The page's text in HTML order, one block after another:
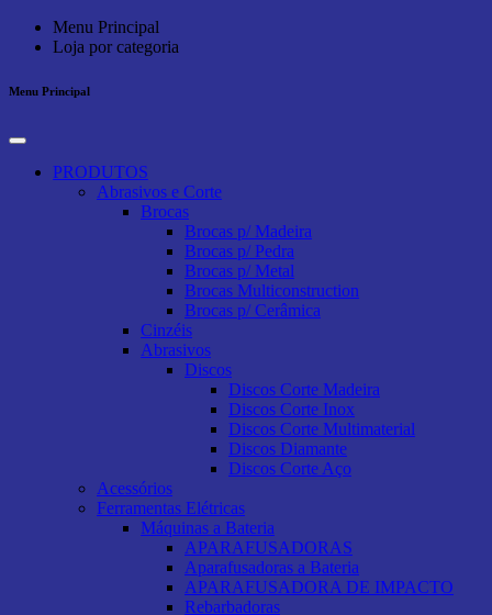
Menu Principal
Loja por categoria
Menu Principal
PRODUTOS
Abrasivos e Corte
Brocas
Brocas p/ Madeira
Brocas p/ Pedra
Brocas p/ Metal
Brocas Multiconstruction
Brocas p/ Cerâmica
Cinzéis
Abrasivos
Discos
Discos Corte Madeira
Discos Corte Inox
Discos Corte Multimaterial
Discos Diamante
Discos Corte Aço
Acessórios
Ferramentas Elétricas
Máquinas a Bateria
APARAFUSADORAS
Aparafusadoras a Bateria
APARAFUSADORA DE IMPACTO
Rebarbadoras